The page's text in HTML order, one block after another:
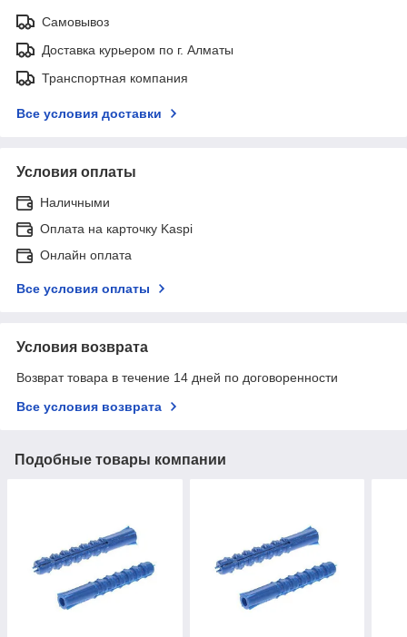
Самовывоз
Доставка курьером по г. Алматы
Транспортная компания
Все условия доставки
Условия оплаты
Наличными
Оплата на карточку Kaspi
Онлайн оплата
Все условия оплаты
Условия возврата
Возврат товара в течение 14 дней по договоренности
Все условия возврата
Подобные товары компании